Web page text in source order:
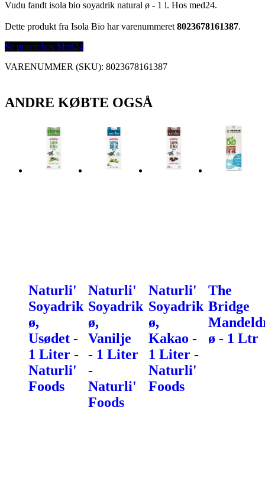
Vudu fandt isola bio soyadrik natural ø - 1 l. Hos med24.
Dette produkt fra Isola Bio har varenummeret 8023678161387.
Se prisen hos Med24
VARENUMMER (SKU): 8023678161387
ANDRE KØBTE OGSÅ
Naturli'
Soyadrik
ø,
Usødet -
1 Liter -
Naturli'
Foods
Naturli'
Soyadrik
ø,
Vanilje
- 1 Liter
-
Naturli'
Foods
Naturli'
Soyadrik
ø,
Kakao -
1 Liter -
Naturli'
Foods
The
Bridge
ø - 1 Ltr